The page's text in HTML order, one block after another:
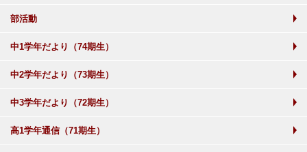
部活動
中1学年だより（74期生）
中2学年だより（73期生）
中3学年だより（72期生）
高1学年通信（71期生）